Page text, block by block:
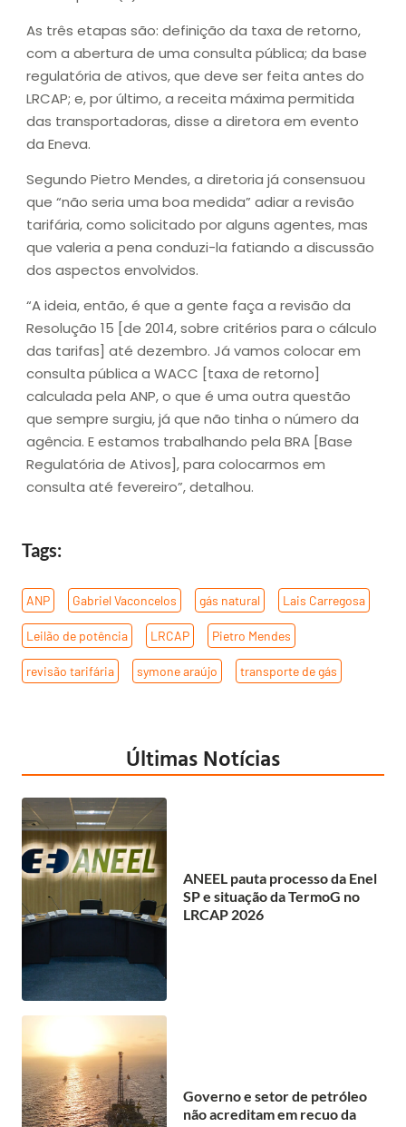
As três etapas são: definição da taxa de retorno,
com a abertura de uma consulta pública; da base
regulatória de ativos, que deve ser feita antes do
LRCAP; e, por último, a receita máxima permitida
das transportadoras, disse a diretora em evento
da Eneva.
Segundo Pietro Mendes, a diretoria já consensuou
que “não seria uma boa medida” adiar a revisão
tarifária, como solicitado por alguns agentes, mas
que valeria a pena conduzi-la fatiando a discussão
dos aspectos envolvidos.
“A ideia, então, é que a gente faça a revisão da
Resolução 15 [de 2014, sobre critérios para o cálculo
das tarifas] até dezembro. Já vamos colocar em
consulta pública a WACC [taxa de retorno]
calculada pela ANP, o que é uma outra questão
que sempre surgiu, já que não tinha o número da
agência. E estamos trabalhando pela BRA [Base
Regulatória de Ativos], para colocarmos em
consulta até fevereiro”, detalhou.
Tags:
ANP Gabriel Vaconcelos gás natural Lais Carregosa
Leilão de potência LRCAP Pietro Mendes
revisão tarifária symone araújo transporte de gás
Últimas Notícias
ANEEL pauta processo da Enel
SP e situação da TermoG no
LRCAP 2026
Governo e setor de petróleo
não acreditam em recuo da